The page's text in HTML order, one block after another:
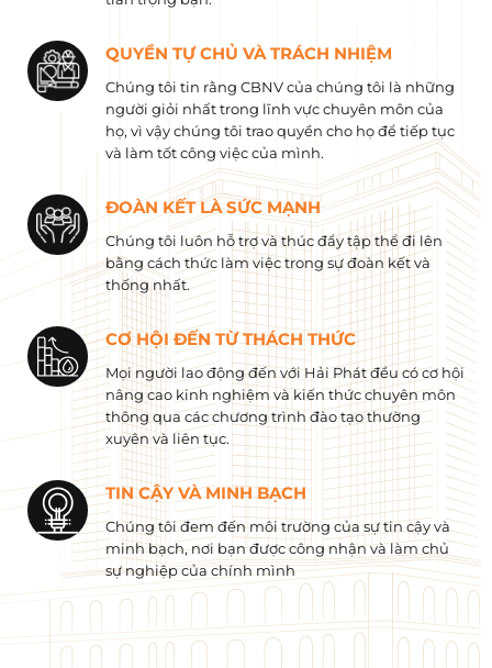
QUYỀN TỰ CHỦ VÀ TRÁCH NHIỆM
Chúng tôi tin rằng CBNV của chúng tôi là những
người giỏi nhất trong lĩnh vực chuyên môn của
họ, vì vậy chúng tôi trao quyền cho họ để tiếp tục
và làm tốt công việc của mình.
ĐOÀN KẾT LÀ SỨC MẠNH
Chúng tôi luôn hỗ trợ và thúc đẩy tập thể đi lên
bằng cách thức làm việc trong sự đoàn kết và
thống nhất.
CƠ HỘI ĐẾN TỪ THÁCH THỨC
Mọi người lao động đến với Hải Phát đều có cơ hội
nâng cao kinh nghiệm và kiến ​​thức chuyên môn
thông qua các chương trình đào tạo thường
xuyên và liên tục.
TIN CẬY VÀ MINH BẠCH
Chúng tôi đem đến môi trường của sự tin cậy và
minh bạch, nơi bạn được công nhận và làm chủ
sự nghiệp của chính mình